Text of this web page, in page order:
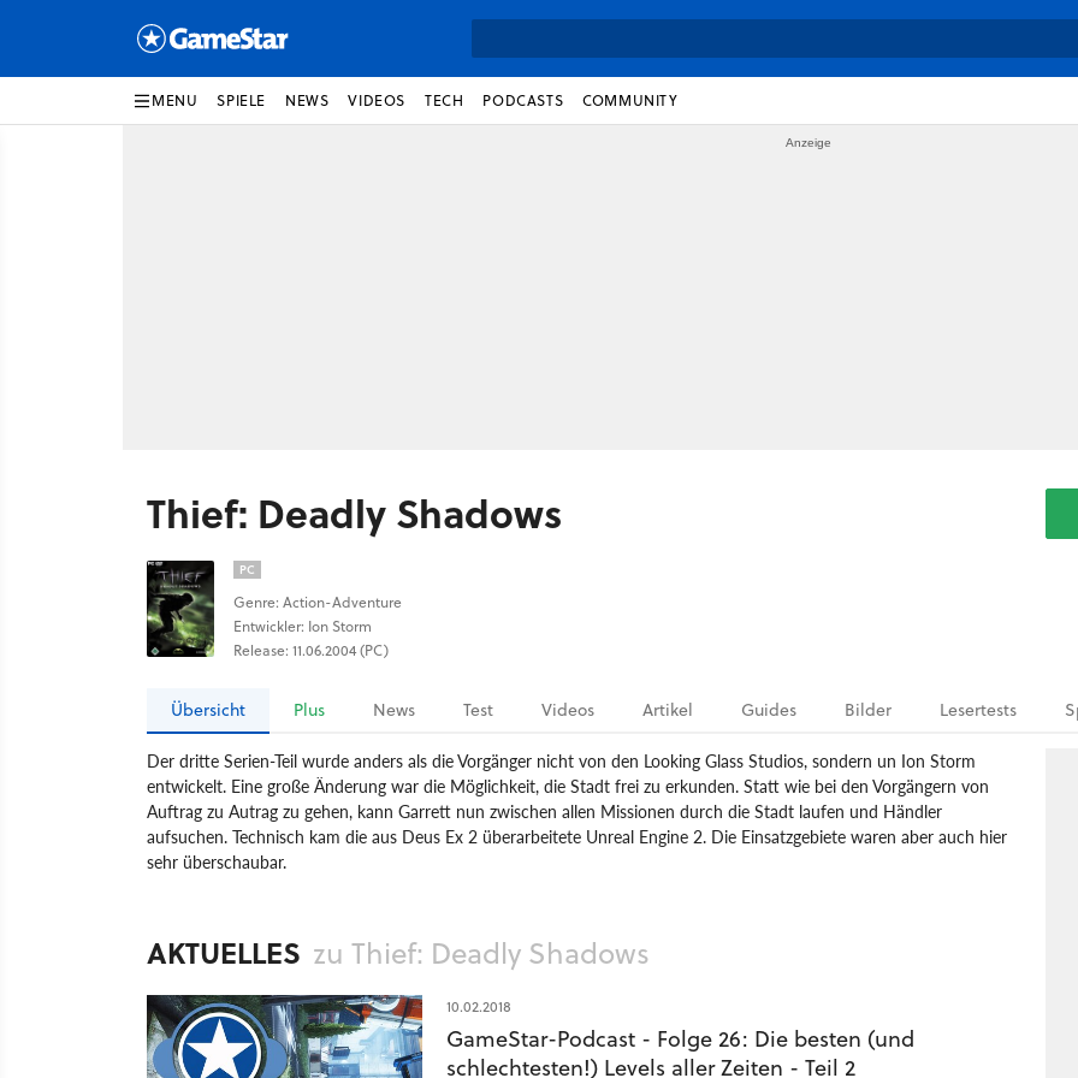
MENU SPIELE NEWS VIDEOS TECH PODCASTS COMMUNITY
Thief: Deadly Shadows
PC
Genre: Action-Adventure
Entwickler: Ion Storm
Release: 11.06.2004 (PC)
Übersicht Plus News Test Videos Artikel Guides Bilder Lesertests
Der dritte Serien-Teil wurde anders als die Vorgänger nicht von den Looking Glass Studios, sondern un Ion Storm
entwickelt. Eine große Änderung war die Möglichkeit, die Stadt frei zu erkunden. Statt wie bei den Vorgängern von
Auftrag zu Autrag zu gehen, kann Garrett nun zwischen allen Missionen durch die Stadt laufen und Händler
aufsuchen. Technisch kam die aus Deus Ex 2 überarbeitete Unreal Engine 2. Die Einsatzgebiete waren aber auch hier
sehr überschaubar.
AKTUELLES zu Thief: Deadly Shadows
10.02.2018
GameStar-Podcast - Folge 26: Die besten (und
schlechtesten!) Levels aller Zeiten - Teil 2